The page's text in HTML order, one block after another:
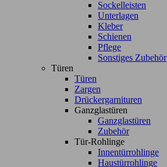
Sockelleisten
Unterlagen
Kleber
Schienen
Pflege
Sonstiges Zubehör
Türen
Türen
Zargen
Drückergarnituren
Ganzglastüren
Ganzglastüren
Zubehör
Tür-Rohlinge
Innentürrohlinge
Haustürrohlinge